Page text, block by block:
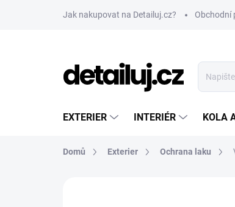
Jak nakupovat na Detailuj.cz? Obchodní
EXTERIER INTERIÉR KOLA
Domů Exterier Ochrana laku